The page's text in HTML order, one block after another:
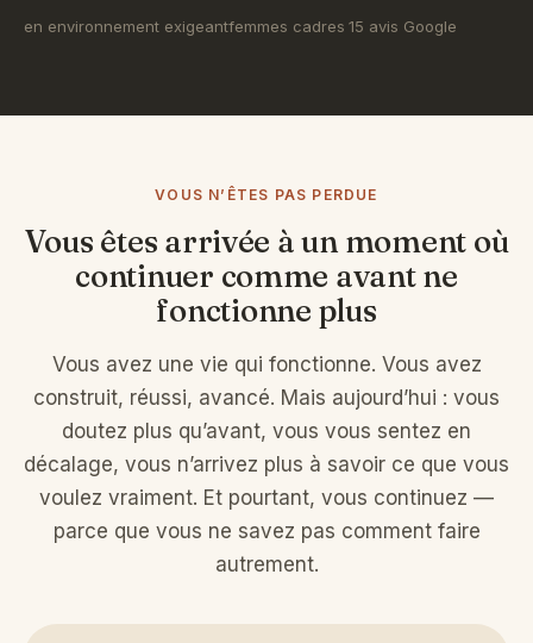
en environnement exigeantfemmes cadres 15 avis Google
VOUS N’ÊTES PAS PERDUE
Vous êtes arrivée à un moment où
continuer comme avant ne
fonctionne plus
Vous avez une vie qui fonctionne. Vous avez
construit, réussi, avancé. Mais aujourd’hui : vous
doutez plus qu’avant, vous vous sentez en
décalage, vous n’arrivez plus à savoir ce que vous
voulez vraiment. Et pourtant, vous continuez —
parce que vous ne savez pas comment faire
autrement.